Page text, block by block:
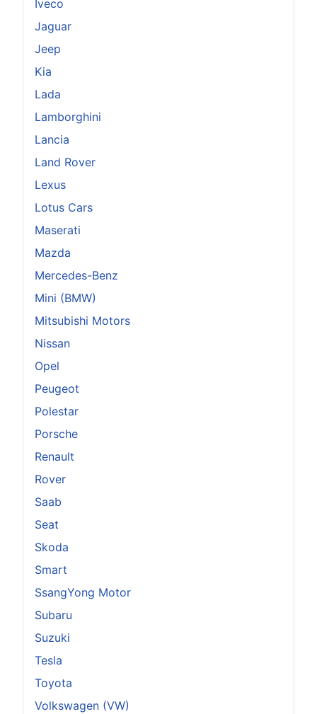
Iveco
Jaguar
Jeep
Kia
Lada
Lamborghini
Lancia
Land Rover
Lexus
Lotus Cars
Maserati
Mazda
Mercedes-Benz
Mini (BMW)
Mitsubishi Motors
Nissan
Opel
Peugeot
Polestar
Porsche
Renault
Rover
Saab
Seat
Skoda
Smart
SsangYong Motor
Subaru
Suzuki
Tesla
Toyota
Volkswagen (VW)